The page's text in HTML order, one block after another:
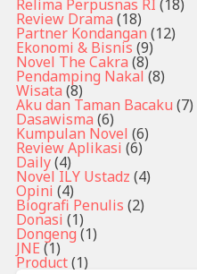
Relima Perpusnas RI (18)
Review Drama (18)
Partner Kondangan (12)
Ekonomi & Bisnis (9)
Novel The Cakra (8)
Pendamping Nakal (8)
Wisata (8)
Aku dan Taman Bacaku (7)
Dasawisma (6)
Kumpulan Novel (6)
Review Aplikasi (6)
Daily(4)
Novel ILY Ustadz (4)
Opini (4)
Biografi Penulis (2)
Donasi (1)
Dongeng (1)
JNE (1)
Product(1)